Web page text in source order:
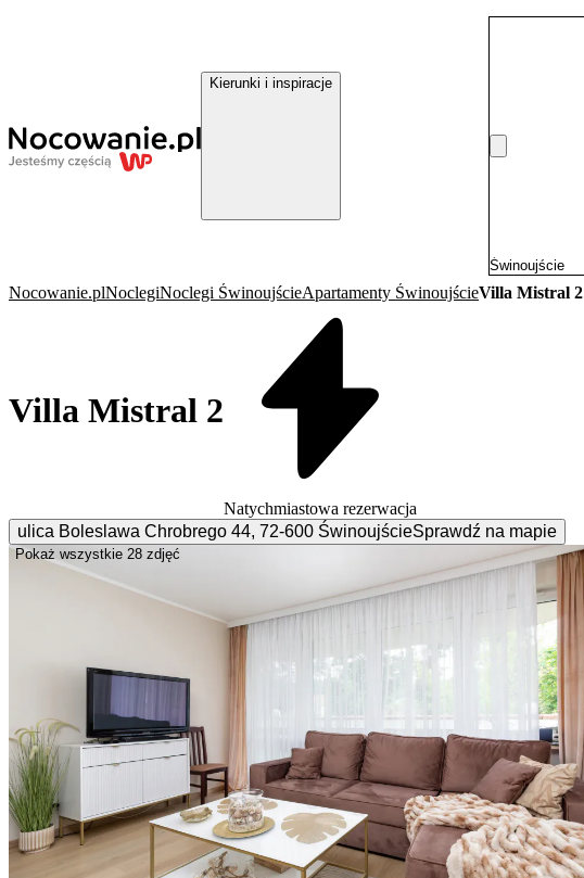
Kierunki i inspiracje
Nocowanie.plNoclegiNoclegi ŚwinoujścieApartamenty ŚwinoujścieVilla Mistral 2
Villa Mistral 2
Natychmiastowa rezerwacja
ulica Boleslawa Chrobrego 44, 72-600 ŚwinoujścieSprawdź na mapie
Pokaż wszystkie 28 zdjęć